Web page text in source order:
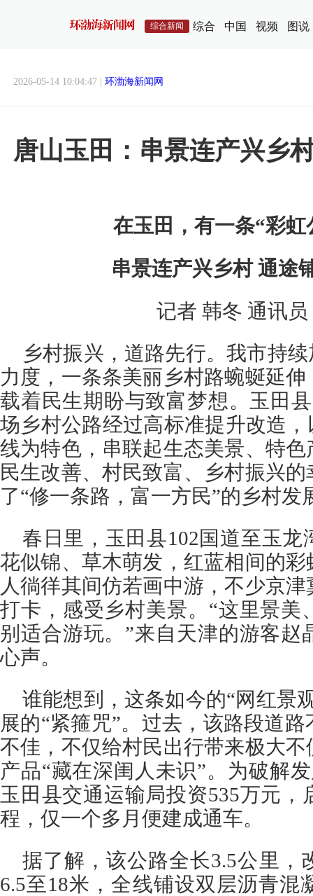
综合新闻 综合 中国 视频 图说
2026-05-14 10:04:47 | 环渤海新闻网
唐山玉田：串景连产兴乡
在玉田，有一条“彩
串景连产兴乡村 通途
记者 韩冬 通讯员
乡村振兴，道路先行。我市持
力度，一条条美丽乡村路蜿蜒延
载着民生期盼与致富梦想。玉田
场乡村公路经过高标准提升改造
线为特色，串联起生态美景、特
民生改善、村民致富、乡村振兴
了“修一条路，富一方民”的乡村发
春日里，玉田县102国道至玉
花似锦、草木萌发，红蓝相间的
人徜徉其间仿若画中游，不少京
打卡，感受乡村美景。“这里景美
别适合游玩。”来自天津的游客赵
心声。
谁能想到，这条如今的“网红景
展的“紧箍咒”。过去，该路段道
不佳，不仅给村民出行带来极大
产品“藏在深闺人未识”。为破解
玉田县交通运输局投资535万元，
程，仅一个多月便建成通车。
据了解，该公路全长3.5公里，
6.5至18米，全线铺设双层沥青混